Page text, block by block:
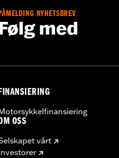
NYHETSBREV
med
OSS
vårt